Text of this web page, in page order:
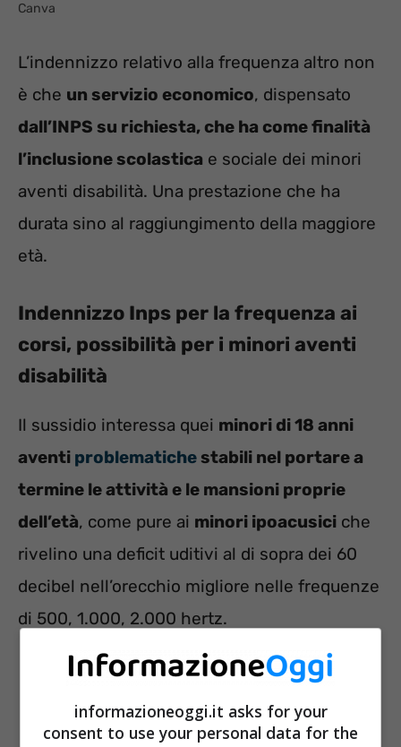
Canva
L’indennizzo relativo alla frequenza altro non
è che un servizio economico, dispensato
dall’INPS su richiesta, che ha come finalità
l’inclusione scolastica e sociale dei minori
aventi disabilità. Una prestazione che ha
durata sino al raggiungimento della maggiore
età.
Indennizzo Inps per la frequenza ai
corsi, possibilità per i minori aventi
disabilità
Il sussidio interessa quei minori di 18 anni
aventi problematiche stabili nel portare a
termine le attività e le mansioni proprie
dell’età, come pure ai minori ipoacusici che
rivelino una deficit uditivi al di sopra dei 60
decibel nell’orecchio migliore nelle frequenze
di 500, 1.000, 2.000 hertz.
informazioneoggi.it asks for your
consent to use your personal data for the